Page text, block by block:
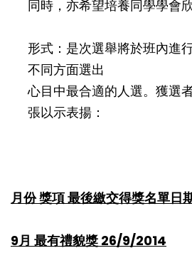
同時，亦希望培養同學學會
形式：是次選舉將於班內進
不同方面選出
心目中最合適的人選。獲選
張以示表揚：
月份 獎項 最後繳交得獎名單日
9月 最有禮貌獎 26/9/2014